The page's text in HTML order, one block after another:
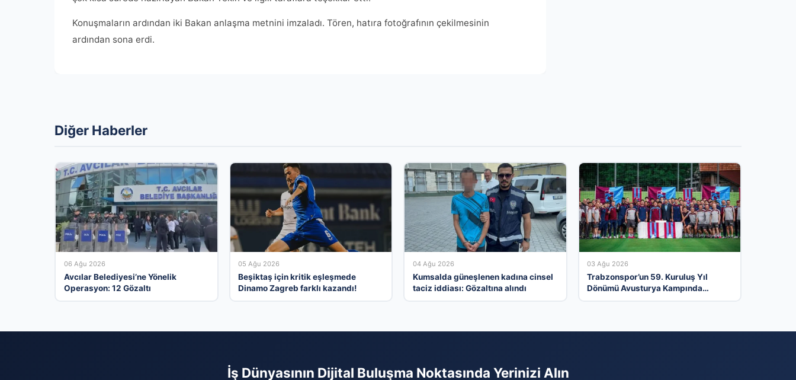
Konuşmaların ardından iki Bakan anlaşma metnini imzaladı. Tören, hatıra fotoğrafının çekilmesinin
ardından sona erdi.
Diğer Haberler
06 Ağu 2026
Avcılar Belediyesi’ne Yönelik
Operasyon: 12 Gözaltı
05 Ağu 2026
Beşiktaş için kritik eşleşmede
Dinamo Zagreb farklı kazandı!
04 Ağu 2026
Kumsalda güneşlenen kadına cinsel
taciz iddiası: Gözaltına alındı
03 Ağu 2026
Trabzonspor’un 59. Kuruluş Yıl
Dönümü Avusturya Kampında
İş Dünyasının Dijital Buluşma Noktasında Yerinizi Alın